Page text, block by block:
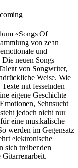
«Songs Of
von zehn
und
neuen Songs
von Songwriter,
Weise. Wie
mit fesselnden
eigene Geschichte
Sehnsucht
jedoch nicht nur
eine musikalische
werden im Gegensatz
elektronische
sich treibenden
Gitarrenarbeit.